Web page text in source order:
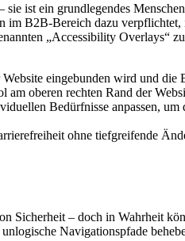
ist ein grundlegendes
im B2B-Bereich dazu
„Accessibility Overlays“
eingebunden wird und
am oberen rechten Rand der
Bedürfnisse anpassen,
ohne tiefgreifende
Sicherheit – doch in Wahrheit
Navigationspfade